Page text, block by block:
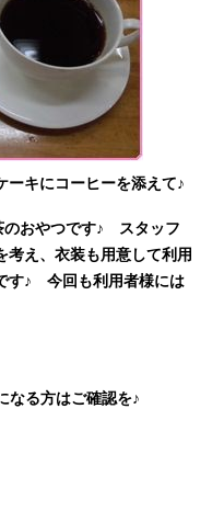
ヒーを添えて♪
おやつです♪ スタッフ
考え、衣装も用意して利用
す♪ 今回も利用者様には
る方はご確認を♪